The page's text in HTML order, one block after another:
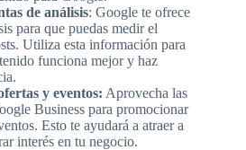
de análisis: Google te ofrece
para que puedas medir el
Utiliza esta información para
funciona mejor y haz
y eventos: Aprovecha las
Business para promocionar
Esto te ayudará a atraer a
interés en tu negocio.